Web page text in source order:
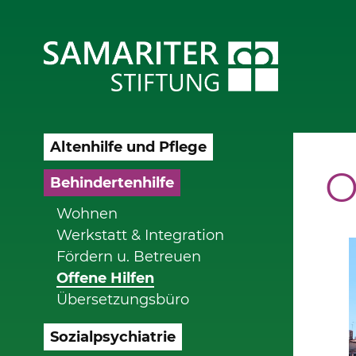
Altenhilfe und Pflege
Behindertenhilfe
Wohnen
Werkstatt & Integration
Fördern u. Betreuen
Offene Hilfen
Übersetzungsbüro
Sozialpsychiatrie